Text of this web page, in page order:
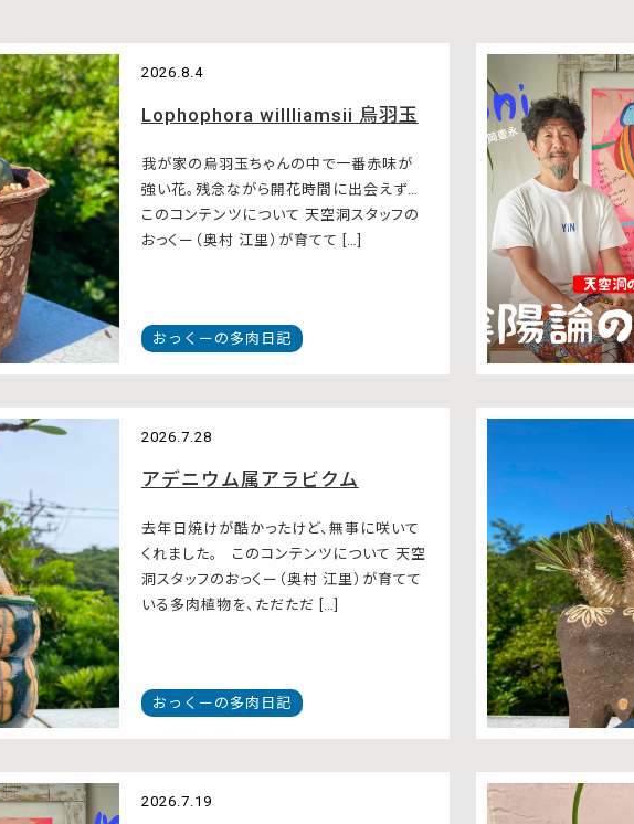
2026.8.4
Lophophora willliamsii 烏羽玉
我が家の烏羽玉ちゃんの中で一番赤味が
強い花。残念ながら開花時間に出会えず…
このコンテンツについて 天空洞スタッフの
おっくー（奥村 江里）が育てて […]
おっくーの多肉日記
2026.7.28
アデニウム属アラビクム
去年日焼けが酷かったけど、無事に咲いて
くれました。 このコンテンツについて 天空
洞スタッフのおっくー（奥村 江里）が育てて
いる多肉植物を、ただただ […]
おっくーの多肉日記
2026.7.19